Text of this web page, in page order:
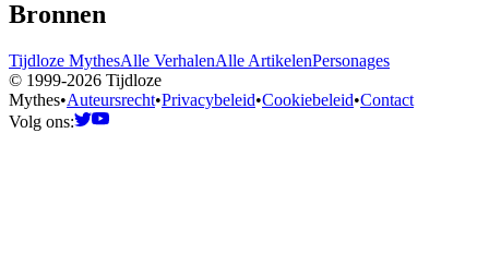
Bronnen
Tijdloze MythesAlle VerhalenAlle ArtikelenPersonages
© 1999-2026 Tijdloze
Mythes•Auteursrecht•Privacybeleid•Cookiebeleid•Contact
Volg ons: